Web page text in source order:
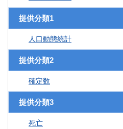
提供分類1
人口動態統計
提供分類2
確定数
提供分類3
死亡